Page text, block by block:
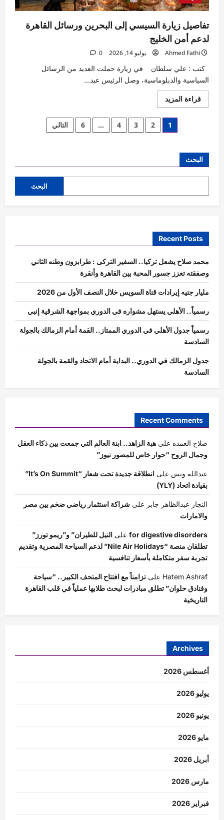
تفاصيل زيارة السيسي إلى البحرين ورسائل القاهرة
لدعم أمن الخليج
Ahmed Fathi يوليو 14, 2026 0
كتب : علي سلطان في زيارة حملت العديد من الرسائل
السياسية والدبلوماسية، وصل الرئيس عبد...
قراءة المزيداقرأ
المزيد
تفاصيل
زيارة
السيسي
لدعم
أمن
تعدد
1
2
3
4
…
6 التالي
البحث
البحث
Recent Posts
محمد صلاح يشعل تركيا.. السفير التركى : طرابزون وطنه الثاني
وصفقته تعزز جسور المحبة بين القاهرة وأنقرة
مليار جنيه إيرادات قناة السويس خلال النصف الأول من 2026
رسمياً.. الأهلي يستهل مشواره في الدوري بمواجهة الشرقية إنبي
رسمياً جدول الأهلي في الدوري الممتاز.. القمة أمام الزمالك بالجولة
السادسة
جدول الزمالك في الدوري.. البداية أمام الاتحاد والقمة بالجولة
السادسة
Recent Comments
صلاح العمده على هبة الزاهد.. ابنة العالم التي جمعت بين ذكاء العقل
وجمال الروح “حوار خاص للمصور نيوز”
عبدالله ونس على
انطلاقة جديدة تحت شعار “It’s On Summit”
بقيادة اتحاد (YLY)
النجار عبدالظاهر جابر على شراكة استثمار رياضي ضخم بين مصر
والامارات
for digestive disorders على النيل للطيران” و”ريمو تورز”
تطلقان منصة “Nile Air Holidays” لدعم السياحة المصرية وتقديم
تجربة سفر متكاملة بأسعار تنافسية
Hatem Ashraf على تزامناً مع افتتاح المتحف الكبير.. “سياحة
وفنادق حلوان” تطلق مبادرات لبحث طلابها عملياً في قلب القاهرة
التاريخية
Archives
أغسطس 2026
يوليو 2026
يونيو 2026
مايو 2026
أبريل 2026
مارس 2026
فبراير 2026